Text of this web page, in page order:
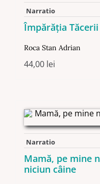
Narratio
Împărăția Tăcerii
Roca Stan Adrian
44,00 lei
Narratio
Mamă, pe mine
niciun câine